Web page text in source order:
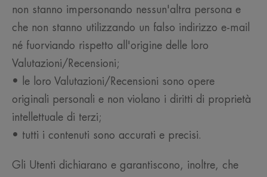
non stanno impersonando nessun'altra persona e
che non stanno utilizzando un falso indirizzo e-mail
né fuorviando rispetto all'origine delle loro
Valutazioni/Recensioni;
• le loro Valutazioni/Recensioni sono opere
originali personali e non violano i diritti di proprietà
intellettuale di terzi;
• tutti i contenuti sono accurati e precisi.
Gli Utenti dichiarano e garantiscono, inoltre, che